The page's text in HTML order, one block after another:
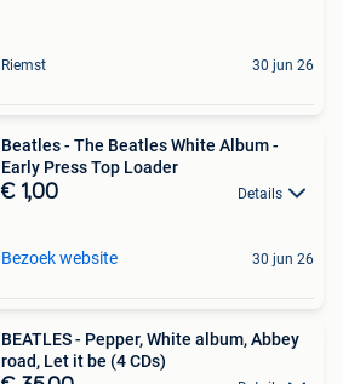
Riemst 30 jun 26
Beatles - The Beatles White Album -
Early Press Top Loader
€ 1,00 Details
Bezoek website 30 jun 26
BEATLES - Pepper, White album, Abbey
road, Let it be (4 CDs)